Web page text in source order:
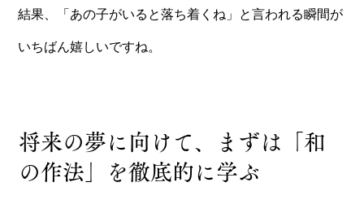
結果、「あの子がいると落ち着くね」と言われる瞬間が
いちばん嬉しいですね。
将来の夢に向けて、まずは「和
の作法」を徹底的に学ぶ